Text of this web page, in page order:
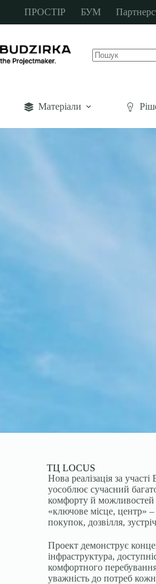
ПРОСТІР БУМ
Матеріали
ТЦ LOCUS
Нова реалізація за
уособлює сучасний
комфорту й можливостей
«ключове місце, центр»
покупок, дозвілля,
Проект демонструє
інфраструктура,
комфортного
уважність до потреб